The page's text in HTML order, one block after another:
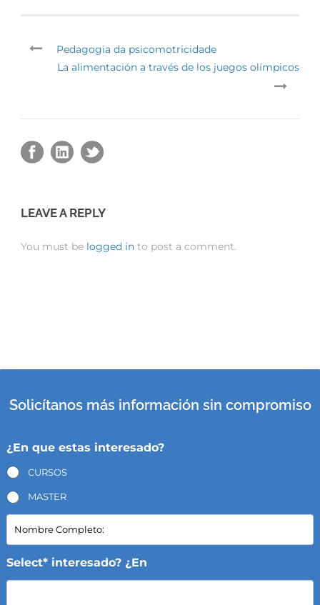
Pedagogia da psicomotricidade
La alimentación a través de los juegos olímpicos
LEAVE A REPLY
You must be logged in to post a comment.
Solicítanos más información sin compromiso
¿En que estas interesado?
CURSOS
MASTER
N
m
b
Select* interesado? ¿En